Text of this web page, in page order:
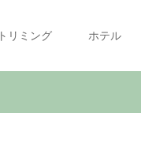
トリミング ホテル